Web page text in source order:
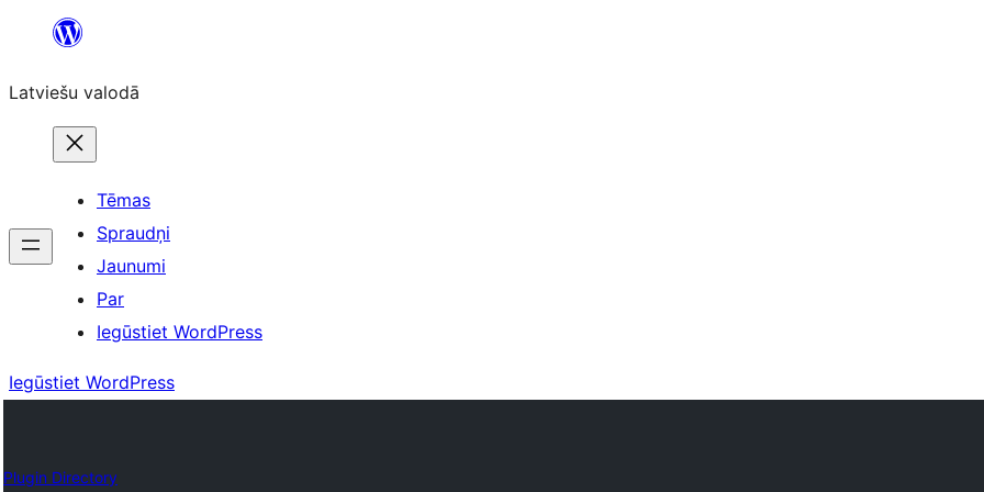
Pāriet
saturu
Latviešu valodā
Tēmas
Spraudņi
Jaunumi
Par
Iegūstiet WordPress
Iegūstiet WordPress
Plugin Directory